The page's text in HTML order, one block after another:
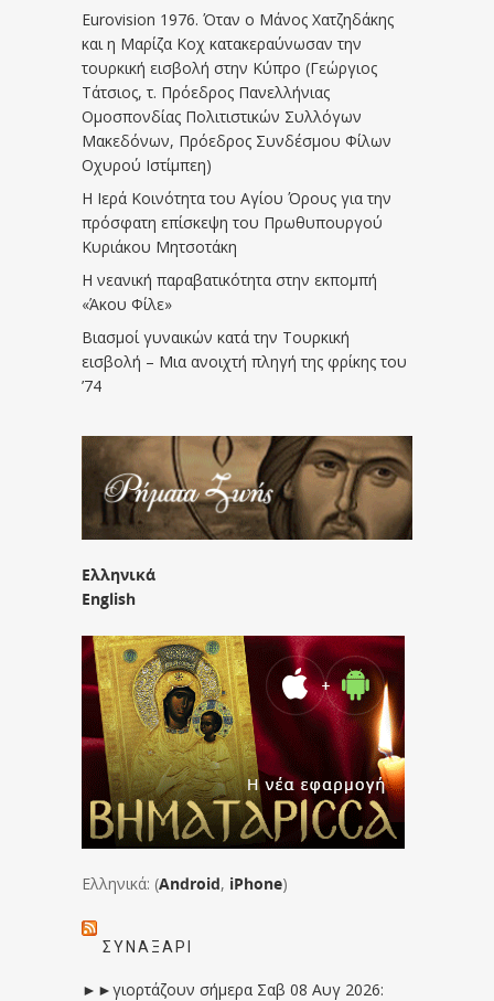
Eurovision 1976. Όταν ο Μάνος Χατζηδάκης
και η Μαρίζα Κοχ κατακεραύνωσαν την
τουρκική εισβολή στην Κύπρο (Γεώργιος
Τάτσιος, τ. Πρόεδρος Πανελλήνιας
Ομοσπονδίας Πολιτιστικών Συλλόγων
Μακεδόνων, Πρόεδρος Συνδέσμου Φίλων
Οχυρού Ιστίμπεη)
Η Ιερά Κοινότητα του Αγίου Όρους για την
πρόσφατη επίσκεψη του Πρωθυπουργού
Κυριάκου Μητσοτάκη
Η νεανική παραβατικότητα στην εκπομπή
«Άκου Φίλε»
Βιασμοί γυναικών κατά την Τουρκική
εισβολή – Μια ανοιχτή πληγή της φρίκης του
’74
Ελληνικά
English
Ελληνικά: (Android, iPhone)
ΣΥΝΑΞΆΡΙ
►►γιορτάζουν σήμερα Σαβ 08 Αυγ 2026: